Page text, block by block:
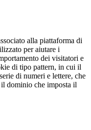
alla piattaforma di
per aiutare i
dei visitatori e
di tipo pattern, in cui il
di numeri e lettere, che
dominio che imposta il